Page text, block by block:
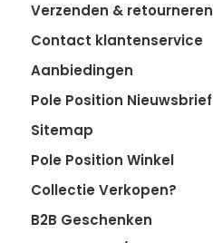
Verzenden & retourneren
Contact klantenservice
Aanbiedingen
Pole Position Nieuwsbrief
Sitemap
Pole Position Winkel
Collectie Verkopen?
B2B Geschenken